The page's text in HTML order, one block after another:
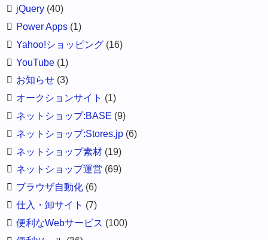
jQuery (40)
Power Apps (1)
Yahoo!ショッピング (16)
YouTube (1)
お知らせ (3)
オークションサイト (1)
ネットショップ:BASE (9)
ネットショップ:Stores.jp (6)
ネットショップ素材 (19)
ネットショップ運営 (69)
ブラウザ自動化 (6)
仕入・卸サイト (7)
便利なWebサービス (100)